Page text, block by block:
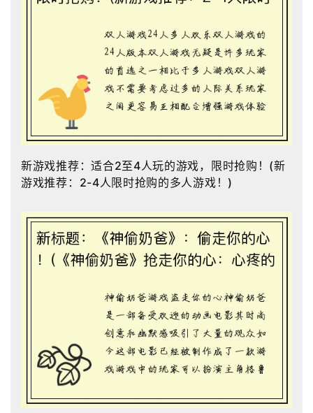
新游戏推荐：适合2至4人玩的游戏，限时抢购！(新
游戏推荐：2-4人限时抢购的多人游戏！)